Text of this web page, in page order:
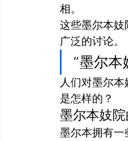
相。
这些墨尔本
广泛的讨论。
“墨尔
人们对墨尔
是怎样的？
墨尔本妓
墨尔本拥有